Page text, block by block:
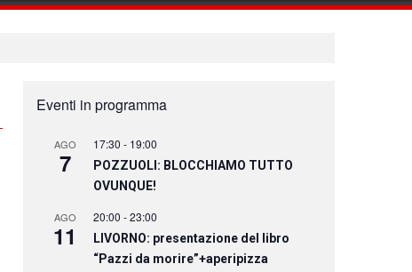
Eventi in programma
AGO
7
17:30 - 19:00
POZZUOLI: BLOCCHIAMO TUTTO
OVUNQUE!
AGO
11
20:00 -23:00
LIVORNO: presentazione del libro
“Pazzi da morire”+aperipizza